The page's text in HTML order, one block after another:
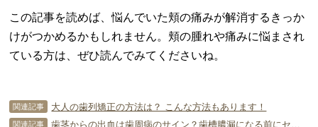
この記事を読めば、悩んでいた頬の痛みが解消するきっか
けがつかめるかもしれません。頬の腫れや痛みに悩まされ
ている方は、ぜひ読んでみてくださいね。
関連記事 大人の歯列矯正の方法は？ こんな方法もあります！
関連記事 歯茎からの出血は歯周病のサイン？歯槽膿漏になる前にセルフケアを！